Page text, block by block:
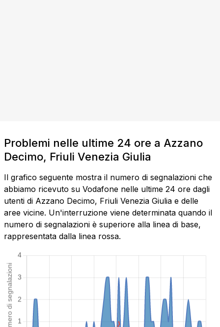
Problemi nelle ultime 24 ore a Azzano
Decimo, Friuli Venezia Giulia
Il grafico seguente mostra il numero di segnalazioni che
abbiamo ricevuto su Vodafone nelle ultime 24 ore dagli
utenti di Azzano Decimo, Friuli Venezia Giulia e delle
aree vicine. Un'interruzione viene determinata quando il
numero di segnalazioni è superiore alla linea di base,
rappresentata dalla linea rossa.